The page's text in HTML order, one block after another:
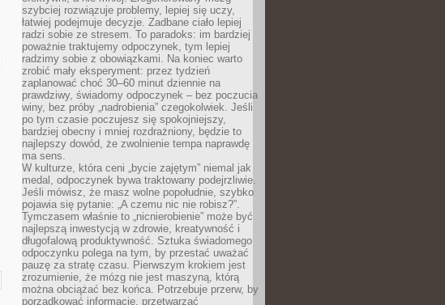
szybciej rozwiązuje problemy, lepiej się uczy,
łatwiej podejmuje decyzje. Zadbane ciało lepiej
radzi sobie ze stresem. To paradoks: im bardziej
poważnie traktujemy odpoczynek, tym lepiej
radzimy sobie z obowiązkami. Na koniec warto
zrobić mały eksperyment: przez tydzień
zaplanować choć 30–60 minut dziennie na
prawdziwy, świadomy odpoczynek – bez poczucia
winy, bez próby „nadrobienia” czegokolwiek. Jeśli
po tym czasie poczujesz się spokojniejszy,
bardziej obecny i mniej rozdrażniony, będzie to
najlepszy dowód, że zwolnienie tempa naprawdę
ma sens.
W kulturze, która ceni „bycie zajętym” niemal jak
medal, odpoczynek bywa traktowany podejrzliwie.
Jeśli mówisz, że masz wolne popołudnie, szybko
pojawia się pytanie: „A czemu nic nie robisz?”.
Tymczasem właśnie to „nicnierobienie” może być
najlepszą inwestycją w zdrowie, kreatywność i
długofalową produktywność. Sztuka świadomego
odpoczynku polega na tym, by przestać uważać
pauzę za stratę czasu. Pierwszym krokiem jest
zrozumienie, że mózg nie jest maszyną, którą
można obciążać bez końca. Potrzebuje przerw, by
porządkować informacje, przetwarzać